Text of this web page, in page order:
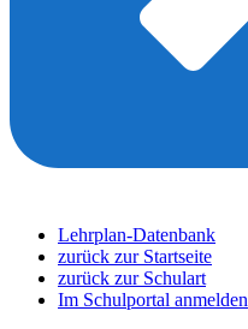
Lehrplan-Datenbank
zurück zur Startseite
zurück zur Schulart
Im Schulportal anmelden